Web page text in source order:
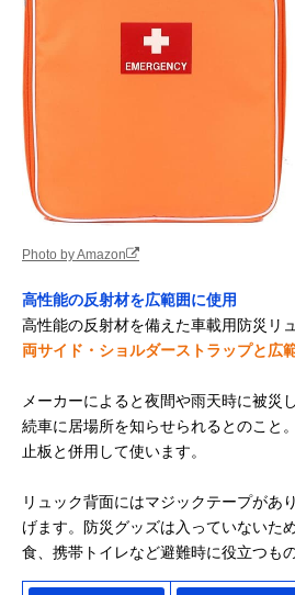
Photo by Amazon
高性能の反射材を広範囲に使用
高性能の反射材を備えた車載用防災リュ
両サイド・ショルダーストラップと広
メーカーによると夜間や雨天時に被災
続車に居場所を知らせられるとのこと
止板と併用して使います。
リュック背面にはマジックテープがあ
げます。防災グッズは入っていないた
食、携帯トイレなど避難時に役立つも